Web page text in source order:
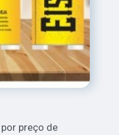
preço de